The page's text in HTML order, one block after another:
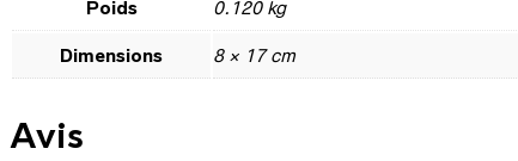
Poids 0.120 kg
Dimensions 8 × 17 cm
Avis